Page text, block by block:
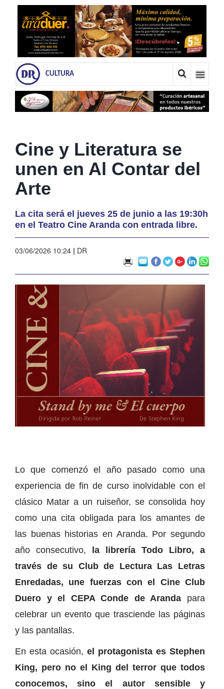
CULTURA
Cine y Literatura se
unen en Al Contar del
Arte
La cita será el jueves 25 de junio a las 19:30h
en el Teatro Cine Aranda con entrada libre.
03/06/2026 10:24 | DR
Lo que comenzó el año pasado como una
experiencia de fin de curso inolvidable con el
clásico Matar a un ruiseñor, se consolida hoy
como una cita obligada para los amantes de
las buenas historias en Aranda. Por segundo
año consecutivo, la librería Todo Libro, a
través de su Club de Lectura Las Letras
Enredadas, une fuerzas con el Cine Club
Duero y el CEPA Conde de Aranda para
celebrar un evento que trasciende las páginas
y las pantallas.
En esta ocasión, el protagonista es Stephen
King, pero no el King del terror que todos
conocemos, sino el autor sensible y